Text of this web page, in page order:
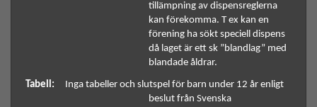
tillämpning av dispensreglerna
kan förekomma. T ex kan en
förening ha sökt speciell dispens
då laget är ett sk ”blandlag” med
blandade åldrar.
Tabell:
Inga tabeller och slutspel för barn under 12 år enligt
beslut från Svenska